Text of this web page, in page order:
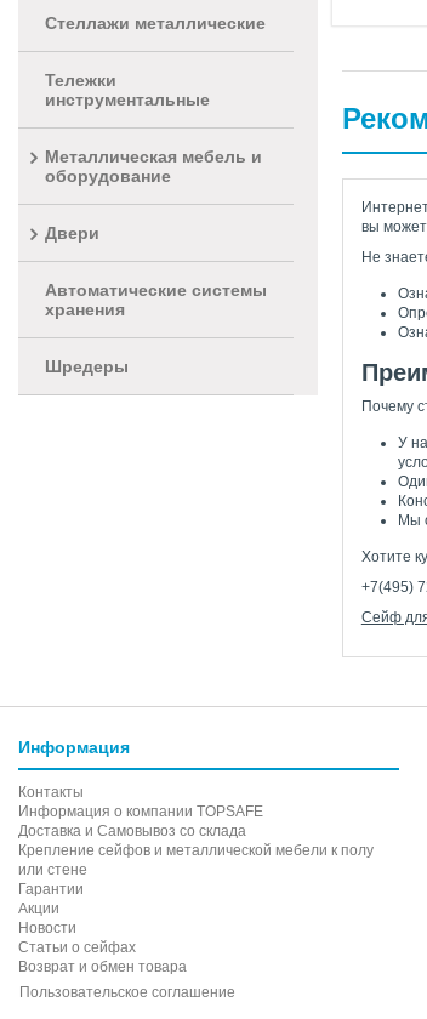
вы
Не
Почему
У
Мы
Хотите
+7(495)
Сейф
Стеллажи металлические
Тележки
инструментальные
Металлическая мебель и
оборудование
Двери
Автоматические системы
хранения
Шредеры
Информация
Контакты
Информация о компании TOPSAFE
Доставка и Самовывоз со склада
Крепление сейфов и металлической мебели к полу
или стене
Гарантии
Акции
Новости
Статьи о сейфах
Возврат и обмен товара
Пользовательское соглашение